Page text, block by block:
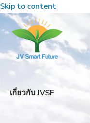
Skip to content
เกี่ยวกับ JVSF